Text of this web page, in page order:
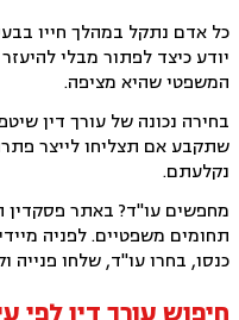
כל אדם נתקל במהלך חייו
יודע כיצד לפתור מבלי
המשפטי שהיא מציפה.
בחירה נכונה של עורך דין
שתקבע אם תצליחו לייצר
נקלעתם.
מחפשים עו"ד? באתר פסקדין
תחומים משפטיים. לפניה
כנסו, בחרו עו"ד, שלחו פנייה